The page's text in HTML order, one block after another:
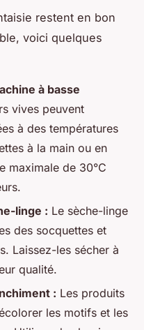
restent en bon
voici quelques
à basse
vives peuvent
à des températures
à la main ou en
maximale de 30°C
linge : Le sèche-linge
des socquettes et
Laissez-les sécher à
qualité.
: Les produits
les motifs et les